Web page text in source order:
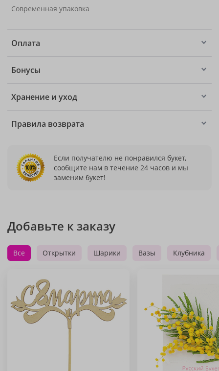
Современная упаковка
Оплата
Бонусы
Хранение и уход
Правила возврата
Если получателю не понравился букет,
сообщите нам в течение 24 часов и мы
заменим букет!
Добавьте к заказу
Все Открытки Шарики Вазы Клубника